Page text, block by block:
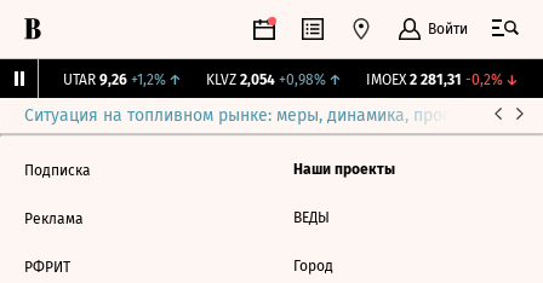
Войти
UTAR 9,26 +1,2%↑ KLVZ 2,054 +0,98%↑ IMOEX 2 281,31 -0,2%↓
Ситуация на топливном рынке: меры, динамика, прогнозы
Подписка
Реклама
РФРИТ
Наши проекты
ВЕДЫ
Город